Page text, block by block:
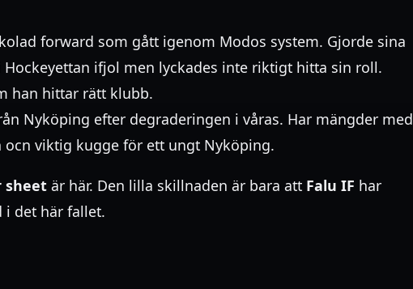
forward som gått igenom Modos system. Gjorde sina
ifjol men lyckades inte riktigt hitta sin roll.
han hittar rätt klubb.
Nyköping efter degraderingen i våras. Har mängder med
ocn viktig kugge för ett ungt Nyköping.
sheet är här. Den lilla skillnaden är bara att Falu IF har
i det här fallet.